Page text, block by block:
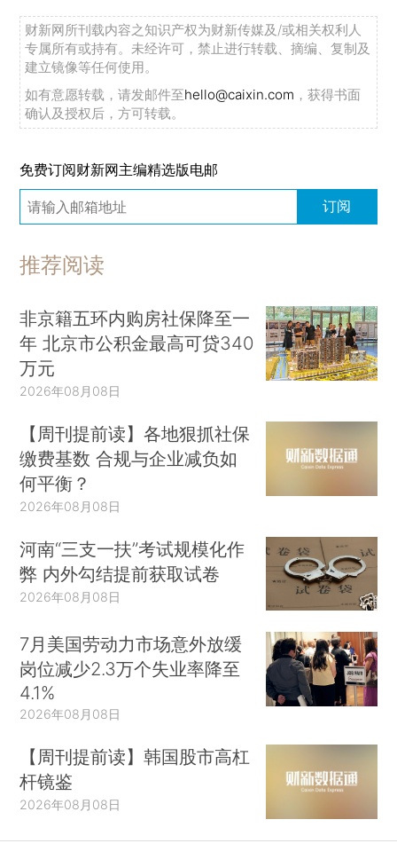
财新网所刊载内容之知识产权为财新传媒及/或相关权利人
专属所有或持有。未经许可，禁止进行转载、摘编、复制及
建立镜像等任何使用。
如有意愿转载，请发邮件至hello@caixin.com ，获得书面
确认及授权后，方可转载。
免费订阅财新网主编精选版电邮
订阅
推荐阅读
非京籍五环内购房社保降至一
年 北京市公积金最高可贷340
万元
2026年08月08日
【周刊提前读】各地狠抓社保
缴费基数 合规与企业减负如
何平衡？
2026年08月08日
河南“三支一扶”考试规模化作
弊 内外勾结提前获取试卷
2026年08月08日
7月美国劳动力市场意外放缓
岗位减少2.3万个失业率降至
4.1%
2026年08月08日
【周刊提前读】韩国股市高杠
杆镜鉴
2026年08月08日